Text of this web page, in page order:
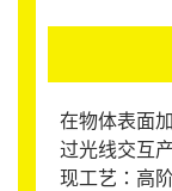
在物体表面
过光线交互
现工艺：高